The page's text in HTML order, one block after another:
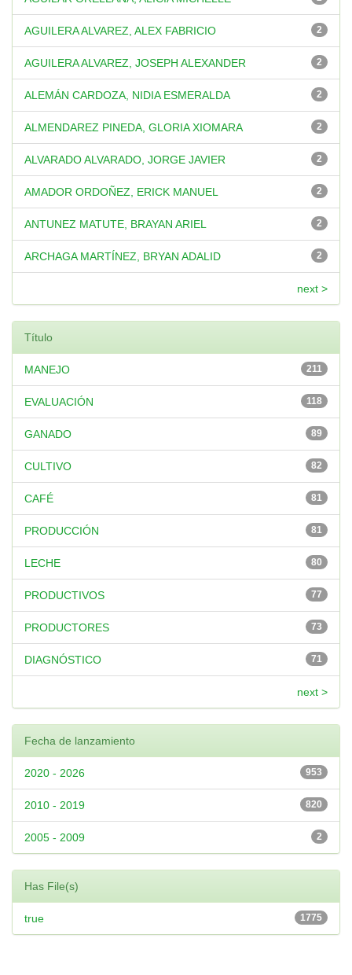
2
AGUILERA ALVAREZ, ALEX FABRICIO
2
AGUILERA ALVAREZ, JOSEPH ALEXANDER
2
ALEMÁN CARDOZA, NIDIA ESMERALDA
2
ALMENDAREZ PINEDA, GLORIA XIOMARA
2
ALVARADO ALVARADO, JORGE JAVIER
2
AMADOR ORDOÑEZ, ERICK MANUEL
2
ANTUNEZ MATUTE, BRAYAN ARIEL
2
ARCHAGA MARTÍNEZ, BRYAN ADALID
next >
Título
211
MANEJO
118
EVALUACIÓN
89
GANADO
82
CULTIVO
81
CAFÉ
81
PRODUCCIÓN
80
LECHE
77
PRODUCTIVOS
73
PRODUCTORES
71
DIAGNÓSTICO
next >
Fecha de lanzamiento
953
2020 - 2026
820
2010 - 2019
2
2005 - 2009
Has File(s)
1775
true